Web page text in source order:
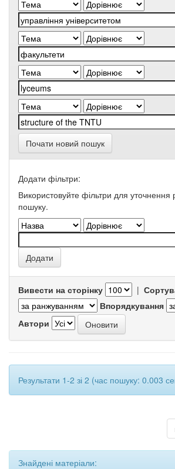
Почати новий пошук
Додати фільтри:
Використовуйте фільтри для уточнення
пошуку.
Вивести на сторінку |
Впорядкування
Автори
Результати 1-2 зі 2 (час пошуку: 0.003
Знайдені матеріали: